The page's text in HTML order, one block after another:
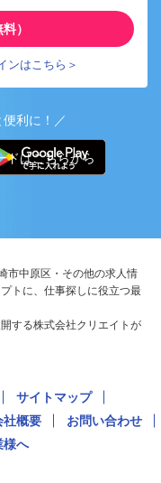
）
ンはこちら＞
利に！／
ドはこちらから
市中原区・その他の求人情
トに、仕事探しに役立つ最
する株式会社クリエイトが
サイトマップ
社概要
お問い合わせ
様へ